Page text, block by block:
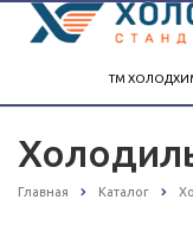
ТМ
Главная Каталог